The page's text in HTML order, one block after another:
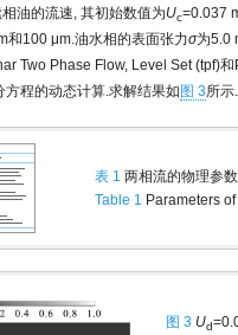
油的流速, 其初始数值为Uc=0.037
和100 μm.油水相的表面张力σ为5.0
Two Phase Flow, Level Set (tpf)
程的动态计算.求解结果如 图 3所示.
表 1 两相流的物理参数
Table 1 Parameters
图 3 Ud